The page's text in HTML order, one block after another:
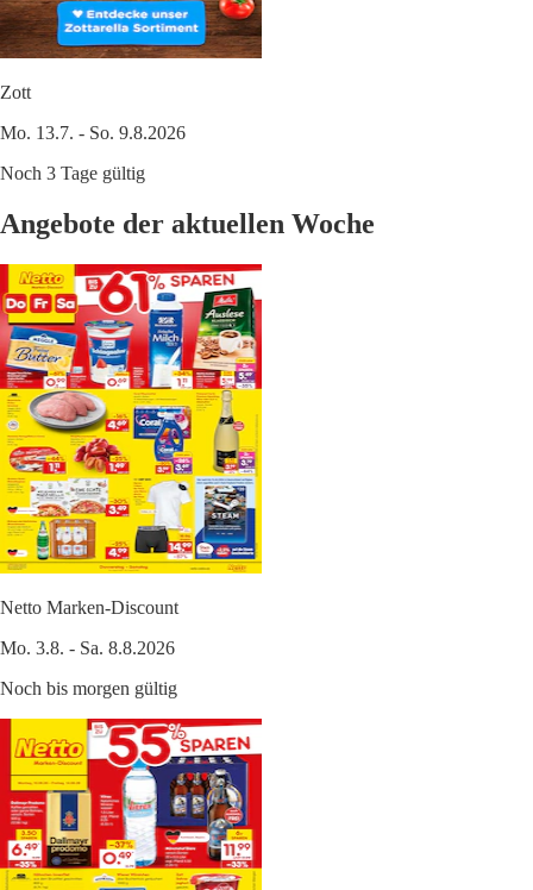
Zott
Mo. 13.7. - So. 9.8.2026
Noch 3 Tage gültig
Angebote der aktuellen Woche
Netto Marken-Discount
Mo. 3.8. - Sa. 8.8.2026
Noch bis morgen gültig